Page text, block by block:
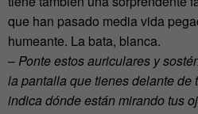
que han pasado media vida
humeante. La bata, blanca.
–Ponte estos auriculares y
la pantalla que tienes delante de
indica dónde están mirando tus